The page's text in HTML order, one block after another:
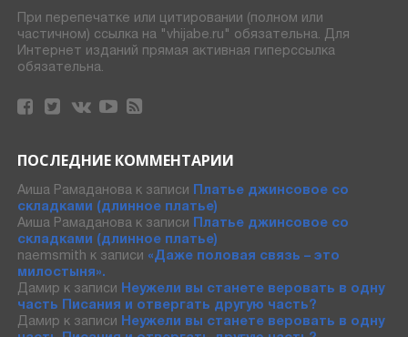
При перепечатке или цитировании (полном или
частичном) ссылка на "vhijabe.ru" обязательна. Для
Интернет изданий прямая активная гиперссылка
обязательна.
ПОСЛЕДНИЕ КОММЕНТАРИИ
Аиша Рамадановак записи Платье джинсовое со
складками (длинное платье)
Аиша Рамадановак записи Платье джинсовое со
складками (длинное платье)
naemsmith к записи «Даже половая связь – это
милостыня».
Дамир к записи Неужели вы станете веровать в одну
часть Писания и отвергать другую часть?
Дамир к записи Неужели вы станете веровать в одну